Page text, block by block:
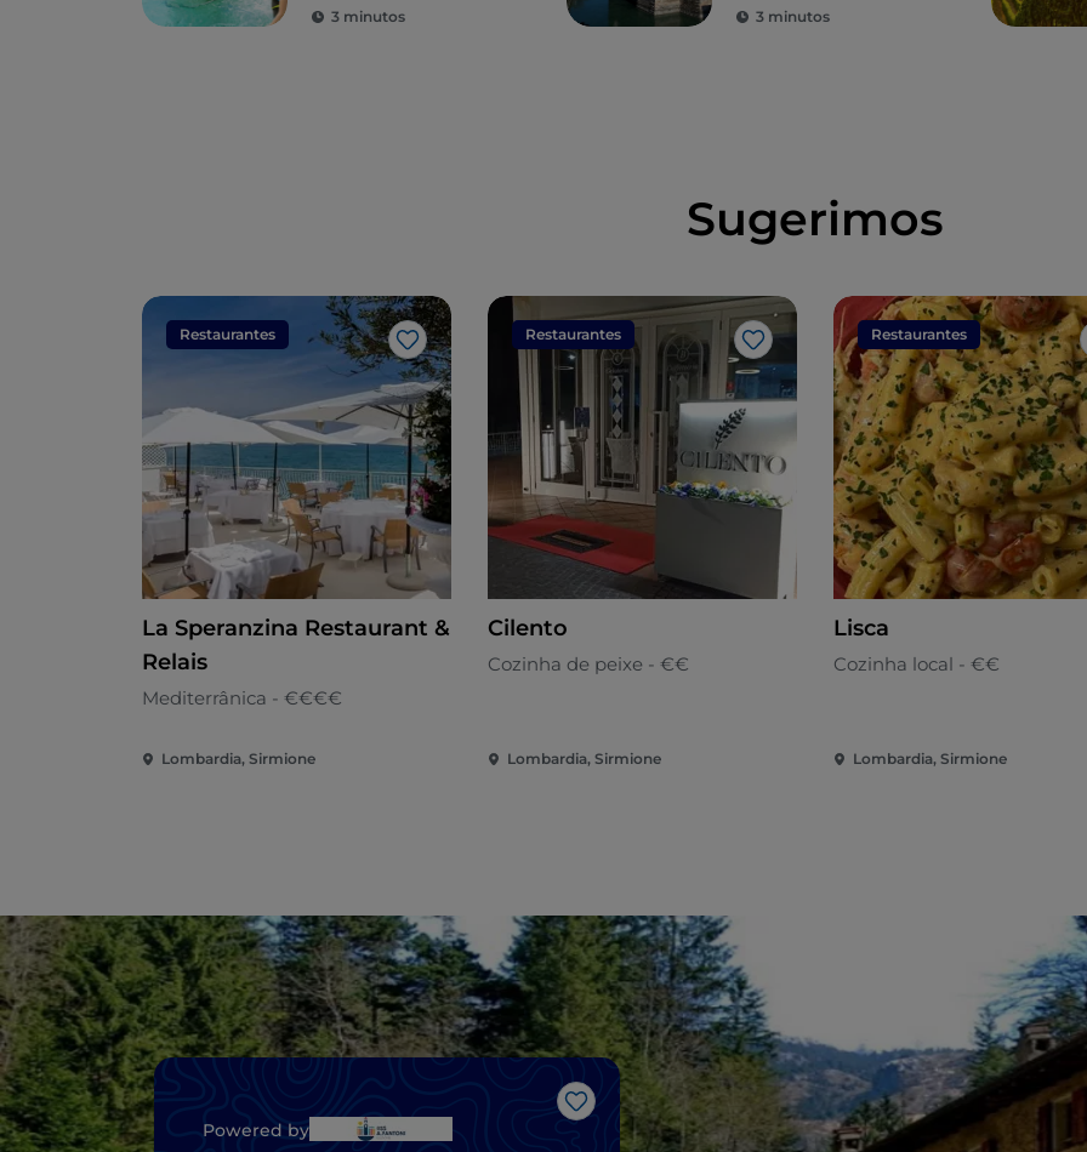
desintoxicação
3 minutos 3 minutos
Sugerimos
Restaurantes
Gosto
La Speranzina Restaurant &
Relais
Mediterrânica - €€€€
Lombardia, Sirmione
Restaurantes
Gosto
Cilento
Cozinha de peixe - €€
Lombardia, Sirmione
Restaurantes
Lisca
Cozinha local - €€
Lombardia, Sirmione
Gosto
Powered by